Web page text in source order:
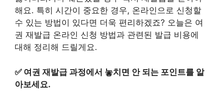
해요. 특히 시간이 중요한 경우, 온라인으로 신청할
수 있는 방법이 있다면 더욱 편리하겠죠? 오늘은 여
권 재발급 온라인 신청 방법과 관련된 발급 비용에
대해 정리해 드릴게요.
✅ 여권 재발급 과정에서 놓치면 안 되는 포인트를 알
아보세요.